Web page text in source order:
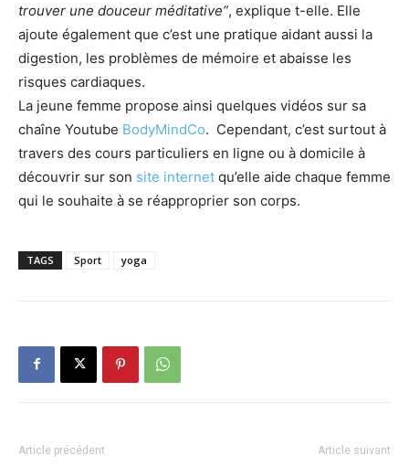
trouver une douceur méditative”, explique t-elle. Elle
ajoute également que c’est une pratique aidant aussi la
digestion, les problèmes de mémoire et abaisse les
risques cardiaques.
La jeune femme propose ainsi quelques vidéos sur sa
chaîne Youtube BodyMindCo. Cependant, c’est surtout à
travers des cours particuliers en ligne ou à domicile à
découvrir sur son site internet qu’elle aide chaque femme
qui le souhaite à se réapproprier son corps.
TAGS Sport yoga
Article précédent Article suivant